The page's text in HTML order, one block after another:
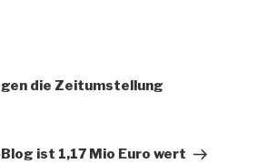
die Zeitumstellung
ist 1,17 Mio Euro wert